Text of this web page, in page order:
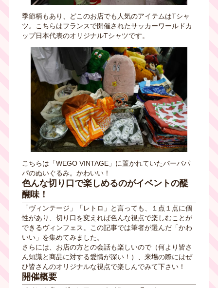
季節柄もあり、どこのお店でも人気のアイテムはTシャ
ツ。こちらはフランスで開催されたサッカーワールドカ
ップ日本代表のオリジナルTシャツです。
こちらは「WEGO VINTAGE」に置かれていたバーバパ
パのぬいぐるみ。かわいい！
色んな切り口で楽しめるのがイベントの醍
醐味！
「ヴィンテージ」「レトロ」と言っても、１点１点に個
性があり、切り口を変えれば色んな視点で楽しむことが
できるヴィンフェス。この記事では筆者が選んだ「かわ
いい」を集めてみました。
さらには、お店の方との会話も楽しいので（何より皆さ
ん知識と商品に対する愛情が深い！）、来場の際にはぜ
ひ皆さんのオリジナルな視点で楽しんでみて下さい！
開催概要